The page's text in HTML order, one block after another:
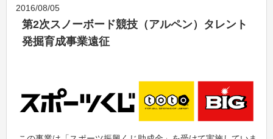
2016/08/05
第2次スノーボード競技（アルペン）タレント
発掘育成事業遠征